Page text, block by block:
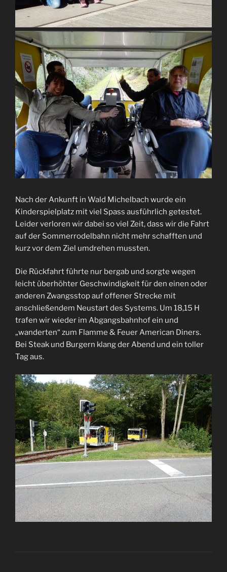
Nach der Ankunft in Wald Michelbach wurde ein
Kinderspielplatz mit viel Spass ausführlich getestet.
Leider verloren wir dabei so viel Zeit, dass wir die Fahrt
auf der Sommerrodelbahn nicht mehr schafften und
kurz vor dem Ziel umdrehen mussten.
Die Rückfahrt führte nur bergab und sorgte wegen
leicht überhöhter Geschwindigkeit für den einen oder
anderen Zwangsstop auf offener Strecke mit
anschließendem Neustart des Systems. Um 18,15 H
trafen wir wieder im Abgangsbahnhof ein und
„wanderten“ zum Flamme & Feuer American Diners.
Bei Steak und Burgern klang der Abend und ein toller
Tag aus.